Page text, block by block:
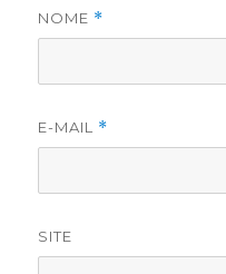
NOME *
E-MAIL *
SITE